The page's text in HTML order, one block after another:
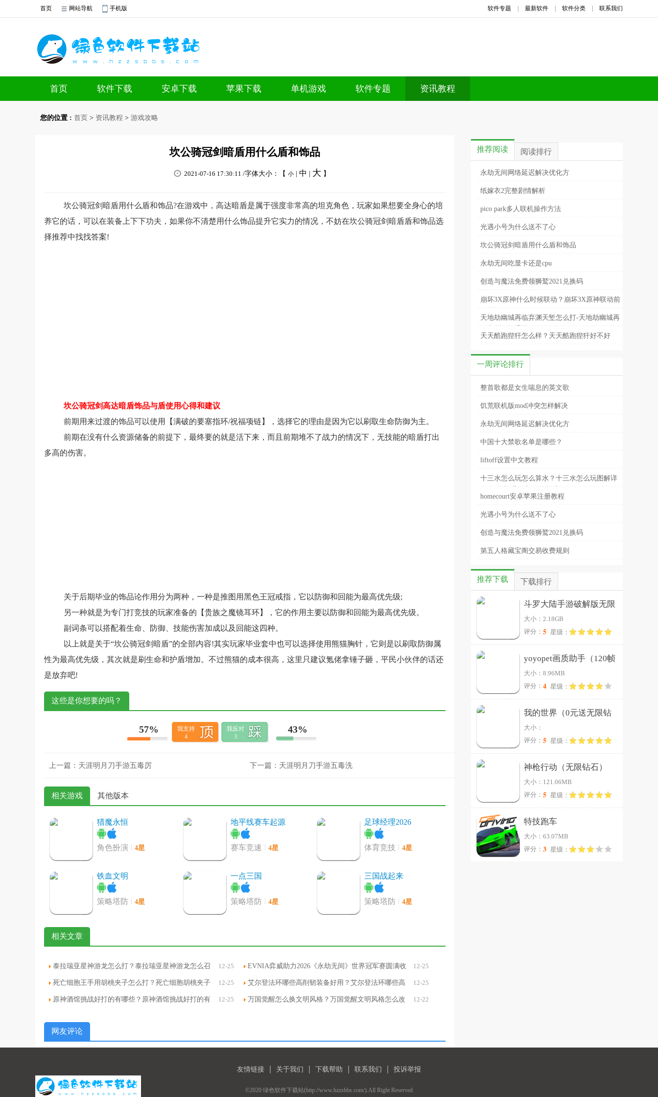
首页 网站导航 手机版 软件专题 最新软件 软件分类 联系我们
首页 软件下载 安卓下载 苹果下载 单机游戏 软件专题 资讯教程
您的位置 : 首页 > 资讯教程 > 游戏攻略
坎公骑冠剑暗盾用什么盾和饰品
2021-07-16 17:30:11 /字体大小：【 小 中 大 】
坎公骑冠剑暗盾用什么盾和饰品?在游戏中，高达暗盾是属于强度非常高的坦克角色，玩家如果想要全身心的培
养它的话，可以在装备上下下功夫，如果你不清楚用什么饰品提升它实力的情况，不妨在坎公骑冠剑暗盾盾和饰品选
择推荐中找找答案!
坎公骑冠剑高达暗盾饰品与盾使用心得和建议
前期用来过渡的饰品可以使用【满破的要塞指环/祝福项链】，选择它的理由是因为它以刷取生命防御为主。
前期在没有什么资源储备的前提下，最终要的就是活下来，而且前期堆不了战力的情况下，无技能的暗盾打出
多高的伤害。
关于后期毕业的饰品论作用分为两种，一种是推图用黑色王冠戒指，它以防御和回能为最高优先级;
另一种就是为专门打竞技的玩家准备的【贵族之魔镜耳环】，它的作用主要以防御和回能为最高优先级。
副词条可以搭配着生命、防御、技能伤害加成以及回能这四种。
以上就是关于“坎公骑冠剑暗盾”的全部内容!其实玩家毕业套中也可以选择使用熊猫胸针，它则是以刷取防御属
性为最高优先级，其次就是刷生命和护盾增加。不过熊猫的成本很高，这里只建议氪佬拿锤子砸，平民小伙伴的话还
是放弃吧!
这些是你想要的吗？
57%
我支持
4
43%
我反对
3
上一篇： 天涯明月刀手游五毒厉 下一篇： 天涯明月刀手游五毒洗
相关游戏 其他版本
猎魔永恒
角色扮演 4星
地平线赛车起源
赛车竞速 4星
足球经理2026
体育竞技 4星
铁血文明
策略塔防 4星
一点三国
策略塔防 4星
三国战起来
策略塔防 4星
好大的泡泡ios版 摔跤战斗革命3D ios版 Fish Trip苹果版
相关文章
泰拉瑞亚星神游龙怎么打？泰拉瑞亚星神游龙怎么召
唤
12-25
EVNIA弈威助力2026《永劫无间》世界冠军赛圆满收
官-EVNIA弈威助力2026的最新相关信息
12-25
死亡细胞王手用胡桃夹子怎么打？死亡细胞胡桃夹子
属性
12-25
艾尔登法环哪些高削韧装备好用？艾尔登法环哪些高
削韧装备好用一点
12-25
原神酒馆挑战好打的有哪些？原神酒馆挑战好打的有
12-25 万国觉醒怎么换文明风格？万国觉醒文明风格怎么改 12-22
网友评论
推荐阅读 阅读排行
永劫无间网络延迟解决优化方
纸嫁衣2完整剧情解析
pico park多人联机操作方法
光遇小号为什么送不了心
坎公骑冠剑暗盾用什么盾和饰品
永劫无间吃显卡还是cpu
创造与魔法免费领狮鹫2021兑换码
崩坏3X原神什么时候联动？崩坏3X原神联动前
天地劫幽城再临弃渊天堑怎么打-天地劫幽城再
天天酷跑狴犴怎么样？天天酷跑狴犴好不好
一周评论排行
整首歌都是女生喘息的英文歌
饥荒联机版mod冲突怎样解决
永劫无间网络延迟解决优化方
中国十大禁歌名单是哪些？
liftoff设置中文教程
十三水怎么玩怎么算水？十三水怎么玩图解详
homecourt安卓苹果注册教程
光遇小号为什么送不了心
创造与魔法免费领狮鹫2021兑换码
第五人格藏宝阁交易收费规则
推荐下载 下载排行
斗罗大陆手游破解版无限
钻石
大小：2.18GB
评分： 5 星级：
yoyopet画质助手（120帧
超高清）
大小：8.96MB
评分： 4 星级：
我的世界（0元送无限钻
石）
大小：
评分： 5 星级：
神枪行动（无限钻石）
大小：121.06MB
评分： 5 星级：
特技跑车
大小：63.07MB
评分： 3 星级：
友情链接 关于我们 下载帮助 联系我们 投诉举报
©2020 绿色软件下载站(http://www.hzzsbbs.com/).All Right Reserved